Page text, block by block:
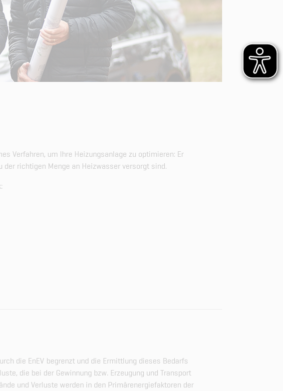
Verfahren, um Ihre Heizungsanlage zu optimieren: Er
richtigen Menge an Heizwasser versorgt sind.
die EnEV begrenzt und die Ermittlung dieses Bedarfs
die bei der Gewinnung bzw. Erzeugung und Transport
und Verluste werden in den Primärenergiefaktoren der